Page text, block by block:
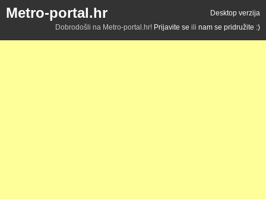
Metro-portal.hr
Desktop verzija
Dobrodošli na Metro-portal.hr! Prijavite se ili nam se pridružite :)